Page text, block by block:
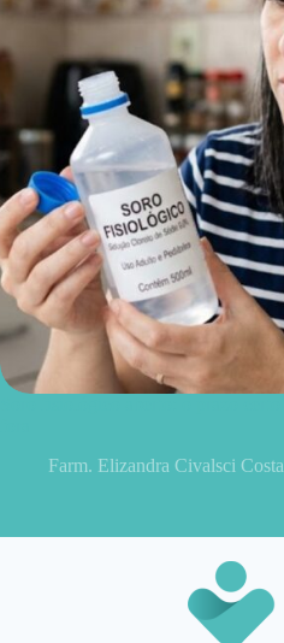
Farm. Elizandra Civalsci Costa